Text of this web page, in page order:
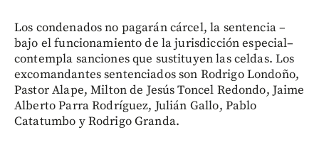
Los condenados no pagarán cárcel, la sentencia –
bajo el funcionamiento de la jurisdicción especial–
contempla sanciones que sustituyen las celdas. Los
excomandantes sentenciados son Rodrigo Londoño,
Pastor Alape, Milton de Jesús Toncel Redondo, Jaime
Alberto Parra Rodríguez, Julián Gallo, Pablo
Catatumbo y Rodrigo Granda.